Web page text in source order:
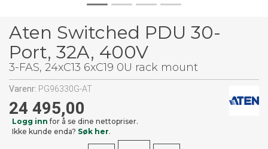
Aten Switched PDU 30-
Port, 32A, 400V
3-FAS, 24xC13 6xC19 0U rack mount
Varenr: PG96330G-AT
24 495,00
Logg inn for å se dine nettopriser.
Ikke kunde enda? Søk her.